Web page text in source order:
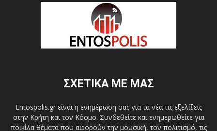
ΣΧΕΤΙΚΑ ΜΕ ΜΑΣ
Entospolis.gr είναι η ενημέρωση σας για τα νέα τις εξελίξεις
στην Κρήτη και τον Κόσμο. Συνδεθείτε και ενημερωθείτε για
ποικίλα θέματα που αφορούν την μουσική, τον πολιτισμό, τις